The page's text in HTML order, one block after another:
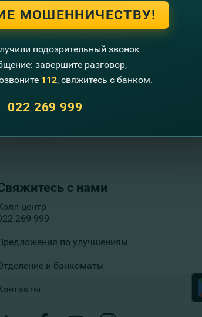
и других услуг будет стоить 0.5MDL
оформлении и функционировании
с нами
центр
269 999
по улучшениям
и банкоматы
МОШЕННИЧЕСТВУ!
подозрительный звонок
завершите разговор,
112, свяжитесь с банком.
022 269 999